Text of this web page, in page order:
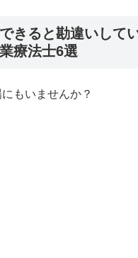
きると勘違いして
療法士6選
もいませんか？